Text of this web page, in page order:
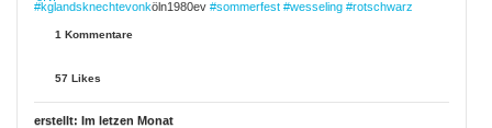
#kglandsknechtevonköln1980ev #sommerfest #wesseling #rotschwarz
1 Kommentare
57 Likes
erstellt: Im letzen Monat